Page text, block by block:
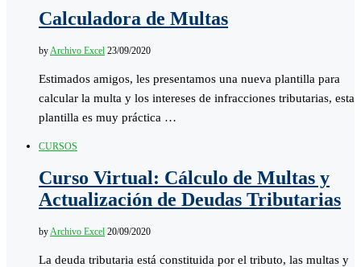
Calculadora de Multas
by Archivo Excel 23/09/2020
Estimados amigos, les presentamos una nueva plantilla para
calcular la multa y los intereses de infracciones tributarias, esta
plantilla es muy práctica …
CURSOS
Curso Virtual: Cálculo de Multas y
Actualización de Deudas Tributarias
byArchivo Excel 20/09/2020
La deuda tributaria está constituida por el tributo, las multas y